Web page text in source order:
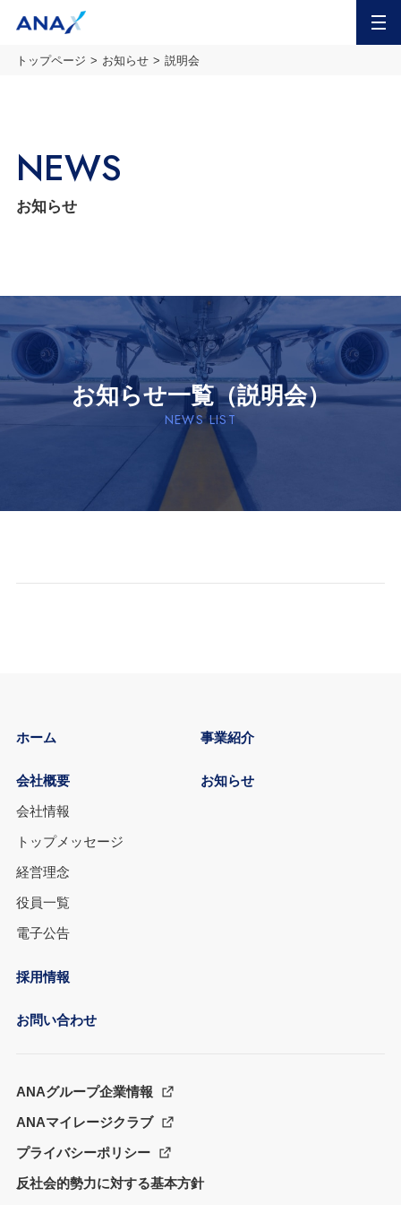
トップページ お知らせ 説明会
NEWS
お知らせ
お知らせ一覧（説明会）
NEWS LIST
ホーム
会社概要
会社情報
トップメッセージ
経営理念
役員一覧
電子公告
事業紹介
お知らせ
採用情報
お問い合わせ
ANAグループ企業情報
ANAマイレージクラブ
プライバシーポリシー
反社会的勢力に対する基本方針